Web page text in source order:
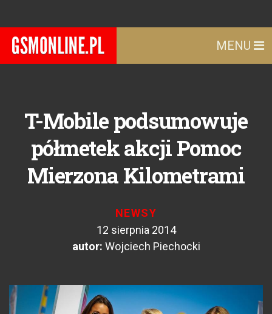
MENU
T-Mobile podsumowuje
półmetek akcji Pomoc
Mierzona Kilometrami
NEWSY
12 sierpnia 2014
autor: Wojciech Piechocki